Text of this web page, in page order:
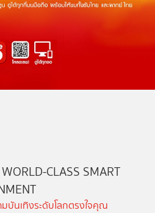
CLASS SMART
บันเทิงระดับโลกตรงใจคุณ